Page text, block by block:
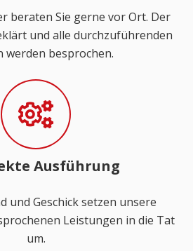
beraten Sie gerne vor Ort. Der
und alle durchzuführenden
werden besprochen.
Ausführung
und Geschick setzen unsere
Leistungen in die Tat
um.